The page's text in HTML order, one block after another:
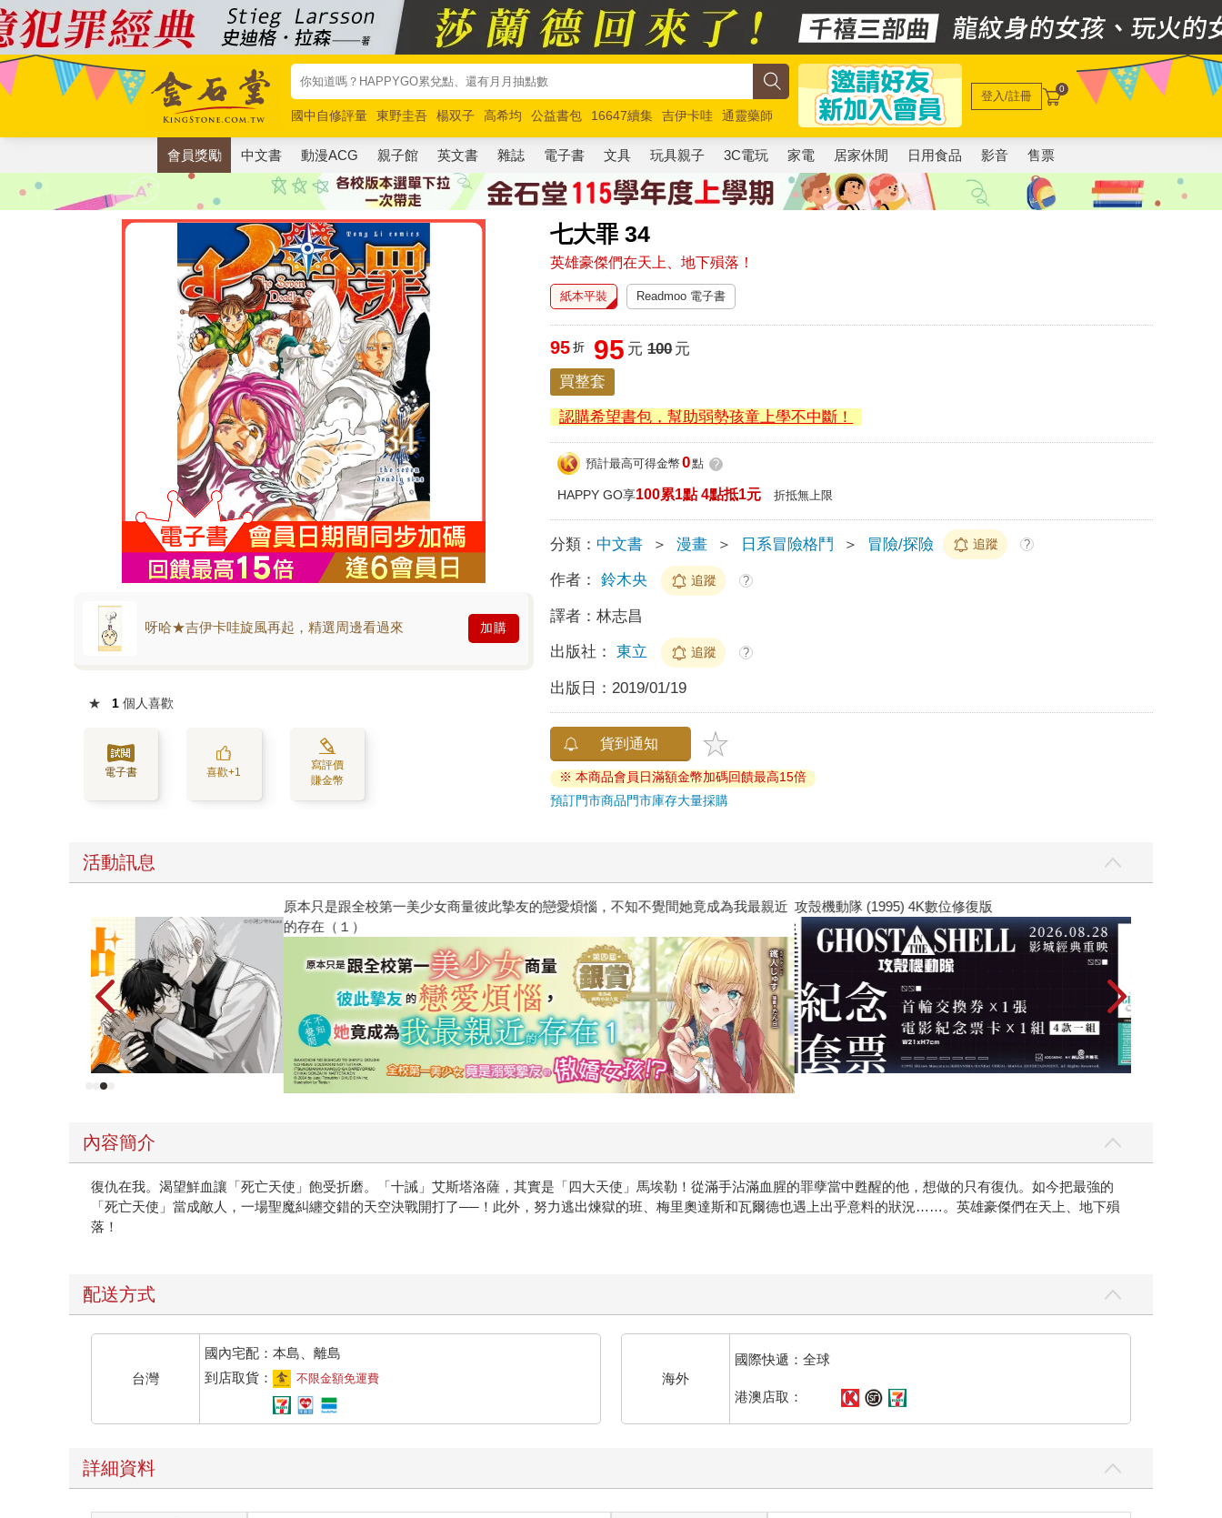
國中自修評量 東野圭吾 楊双子 高希均 公益書包 16647續集 吉伊卡哇
通靈藥師
唯紅花綻放
奧德賽 路邊攤新作 馬斯克 玩具總動員5 超慢跑
登入/註冊 0
會員獎勵 中文書 動漫ACG 親子館 英文書 雜誌 電子書 文具 玩具親子 3C電玩 家電 居家休閒 日用食品 影音 售票
七大罪 34
英雄豪傑們在天上、地下殞落！
呀哈★吉伊卡哇旋風再起，精選周邊看過來 加購
★ 1 個人喜歡
電子書 喜歡+1
寫評價
賺金幣
紙本平裝 Readmoo 電子書
95 折 95 元 100元
買整套
認購希望書包，幫助弱勢孩童上學不中斷！
預計最高可得金幣 0點 ?
HAPPY GO享100累1點 4點抵1元 折抵無上限
分類： 中文書 ＞ 漫畫 ＞ 日系冒險格鬥 ＞ 冒險/探險 追蹤 ?
作者： 鈴木央 追蹤 ?
譯者：林志昌
出版社： 東立 追蹤 ?
出版日： 2019/01/19
貨到通知
※ 本商品會員日滿額金幣加碼回饋最高15倍
預訂門市商品門市庫存大量採購
活動訊息
原本只是跟全校第一美少女商量彼此摯友的戀愛煩惱，不知不覺間她竟成為我最親近
的存在（１）
攻殼機動隊 (1995) 4K數位修復版
內容簡介
復仇在我。渴望鮮血讓「死亡天使」飽受折磨。「十誡」艾斯塔洛薩，其實是「四大天使」馬埃勒！從滿手沾滿血腥的罪孽當中甦醒的他，想做的只有復仇。如今把最強的
「死亡天使」當成敵人，一場聖魔糾纏交錯的天空決戰開打了──！此外，努力逃出煉獄的班、梅里奧達斯和瓦爾德也遇上出乎意料的狀況……。英雄豪傑們在天上、地下殞
落！
配送方式
台灣
國內宅配：本島、離島
到店取貨：
不限金額免運費 海外
國際快遞：全球
港澳店取：
詳細資料